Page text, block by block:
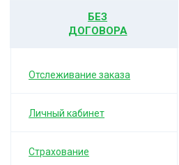
БЕЗ
ДОГОВОРА
Отслеживание заказа
Личный кабинет
Страхование